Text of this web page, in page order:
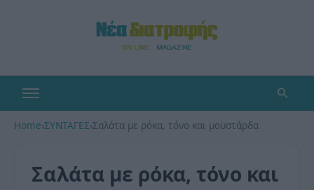
Home›ΣΥΝΤΑΓΕΣ›Σαλάτα με ρόκα, τόνο και μουστάρδα
Σαλάτα με ρόκα, τόνο και